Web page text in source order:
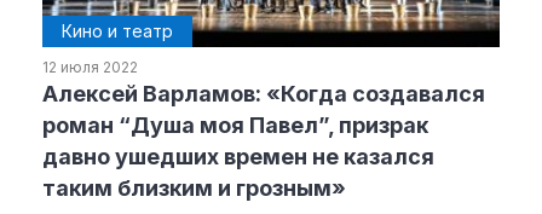
Календарь
Рубрики
Интеллектуальная собственность
и креативные индустрии
Кино и театр
12 июля 2022
Алексей Варламов: «Когда создавался
роман “Душа моя Павел”, призрак
давно ушедших времен не казался
таким близким и грозным»